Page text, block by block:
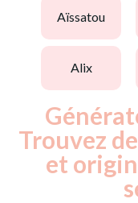
aïssatou
alix
Trouvez
et